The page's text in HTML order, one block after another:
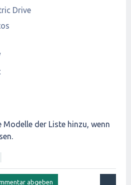
Drive
Modelle der Liste hinzu, wenn